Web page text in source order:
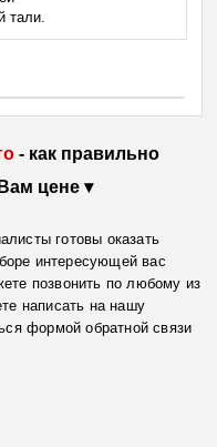
тали.
- как правильно
цене ▾
готовы оказать
интересующей вас
позвонить по любому из
написать на нашу
формой обратной связи